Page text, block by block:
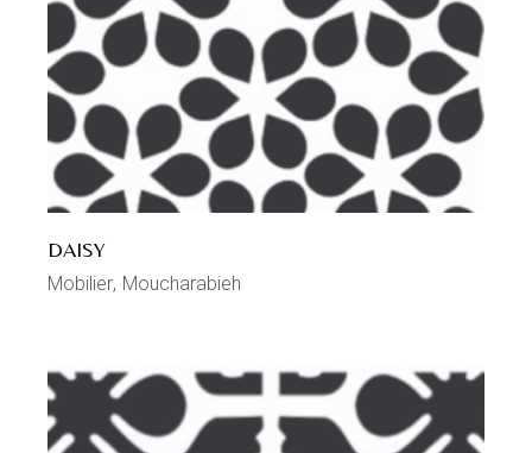
DAISY
Mobilier Moucharabieh